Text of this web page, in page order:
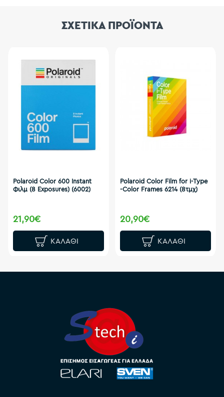
ΣΧΕΤΙΚΑ ΠΡΟΪΟΝΤΑ
Polaroid Color 600 Instant
Φιλμ (8 Exposures) (6002)
21,90€
ΚΑΛΆΘΙ
Polaroid Color Film for i-Type
-Color Frames 6214 (8τμχ)
20,90€
ΚΑΛΆΘΙ